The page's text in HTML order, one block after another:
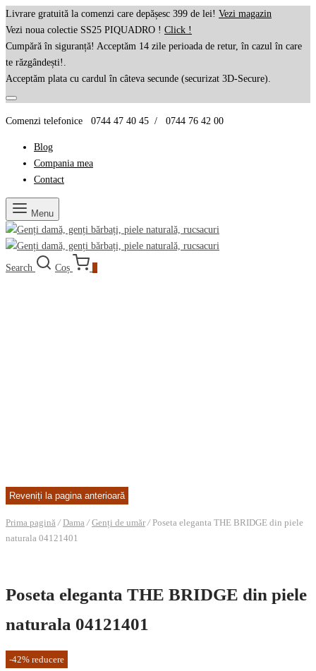
Livrare gratuită la comenzi care depășesc 399 de lei! Vezi magazin
Vezi noua colectie SS25 PIQUADRO ! Click !
Cumpără în siguranță! Acceptăm 14 zile perioada de retur, în cazul în care
te răzgândești!.
Acceptăm plata cu cardul în câteva secunde (securizat 3D-Secure).
Comenzi telefonice 0744 47 40 45 / 0744 76 42 00
Blog
Compania mea
Contact
Menu
Search Coș
Prima pagină / Dama / Genți de umăr /Poseta eleganta THE BRIDGE din piele
naturala 04121401
Poseta eleganta THE BRIDGE din piele
naturala 04121401
-42% reducere